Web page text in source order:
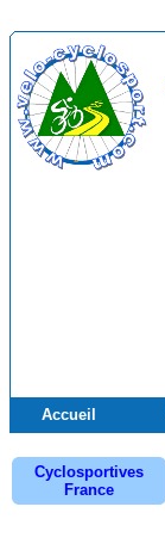
Accueil
Cyclosportives
France